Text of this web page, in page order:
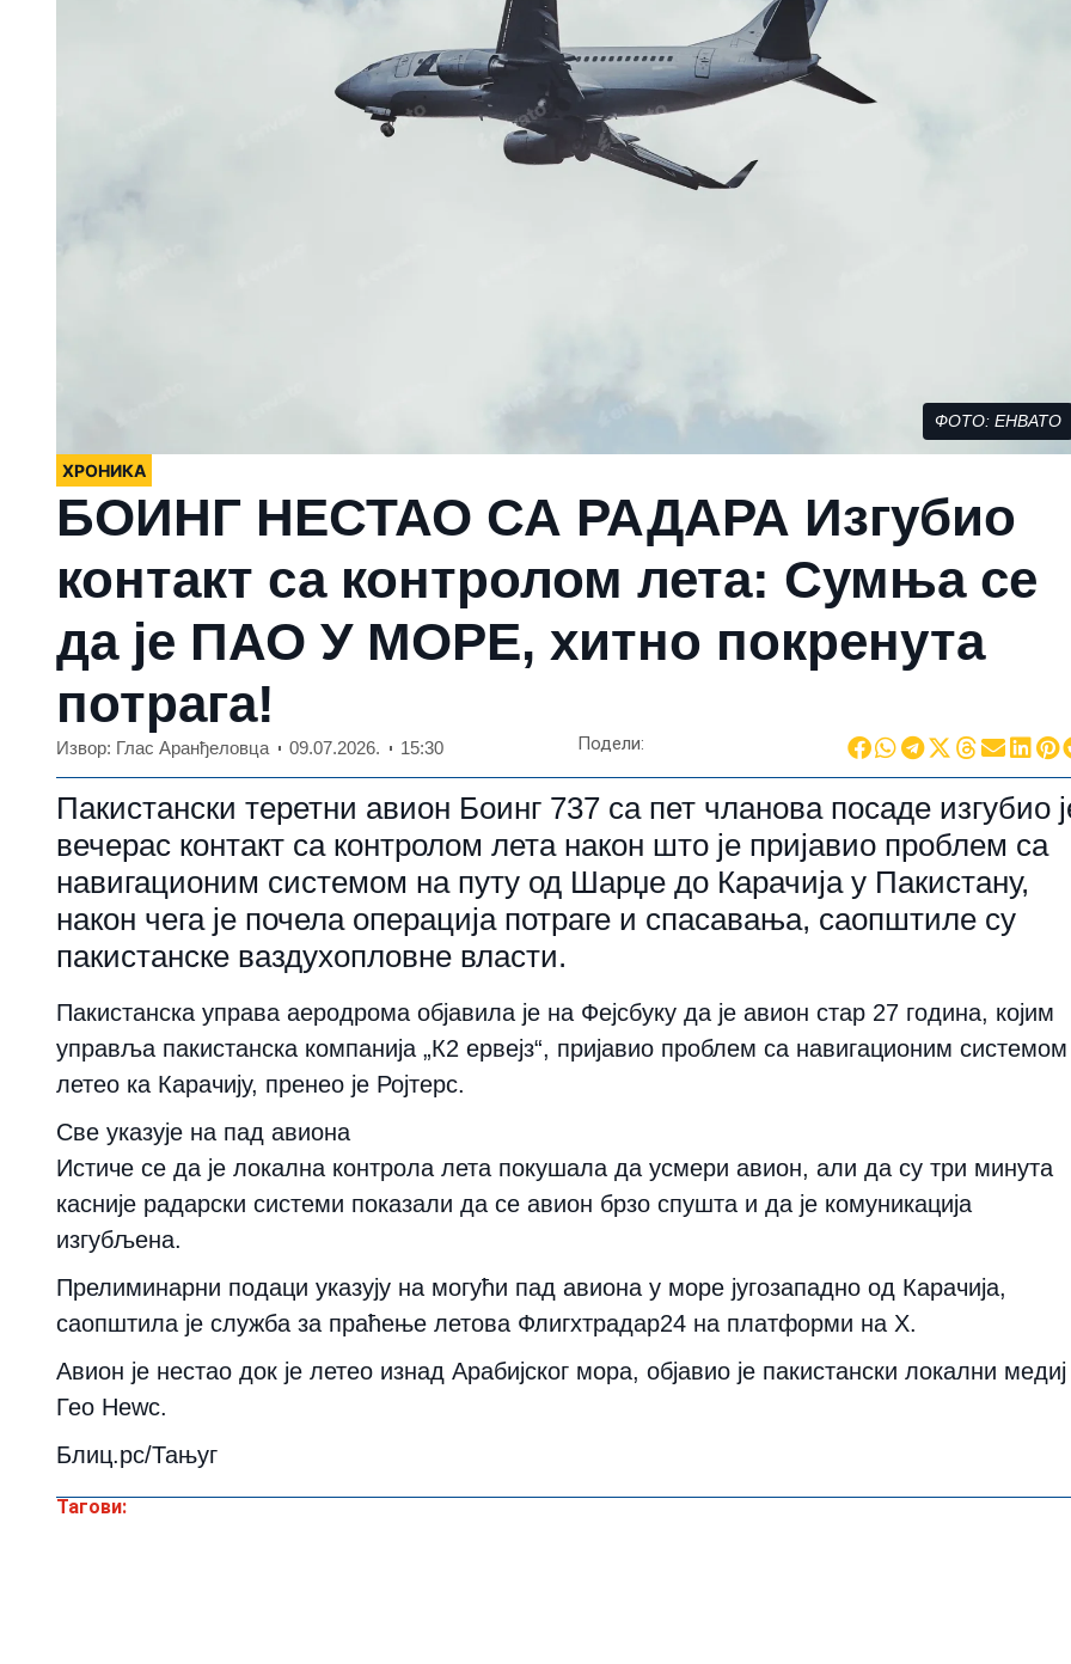
ФОТО: ЕНВАТО
ХРОНИКА
БОИНГ НЕСТАО СА РАДАРА Изгубио
контакт са контролом лета: Сумња се
да је ПАО У МОРЕ, хитно покренута
потрага!
Извор: Глас Аранђеловца 09.07.2026. 15:30 Подели:
Пакистански теретни авион Боинг 737 са пет чланова посаде изгубио
вечерас контакт са контролом лета након што је пријавио проблем са
навигационим системом на путу од Шарџе до Карачија у Пакистану,
након чега је почела операција потраге и спасавања, саопштиле су
пакистанске ваздухопловне власти.
Пакистанска управа аеродрома објавила је на Фејсбуку да је авион стар 27 година, којим
управља пакистанска компанија „К2 ервејз“, пријавио проблем са навигационим системом
летео ка Карачију, пренео је Ројтерс.
Све указује на пад авиона
Истиче се да је локална контрола лета покушала да усмери авион, али да су три минута
касније радарски системи показали да се авион брзо спушта и да је комуникација
изгубљена.
Прелиминарни подаци указују на могући пад авиона у море југозападно од Карачија,
саопштила је служба за праћење летова Флигхтрадар24 на платформи на X.
Авион је нестао док је летео изнад Арабијског мора, објавио је пакистански локални медиј
Гео Неwс.
Блиц.рс/Тањуг
Тагови: